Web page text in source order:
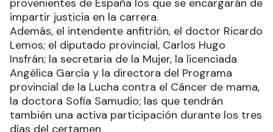
provenientes de España los que se encargarán de
impartir justicia en la carrera.
Además, el intendente anfitrión, el doctor Ricardo
Lemos; el diputado provincial, Carlos Hugo
Insfrán; la secretaria de la Mujer, la licenciada
Angélica García y la directora del Programa
provincial de la Lucha contra el Cáncer de mama,
la doctora Sofía Samudio; las que tendrán
también una activa participación durante los tres